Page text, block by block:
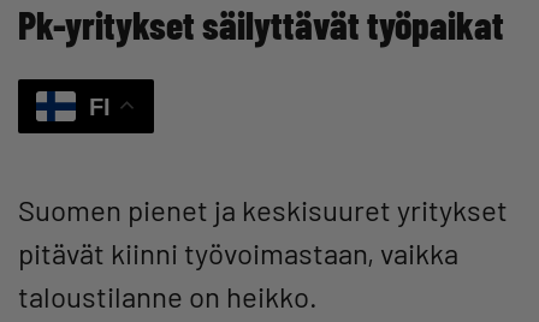
Pk-yritykset säilyttävät työpaikat
FI
Suomen pienet ja keskisuuret yritykset
pitävät kiinni työvoimastaan, vaikka
taloustilanne on heikko.